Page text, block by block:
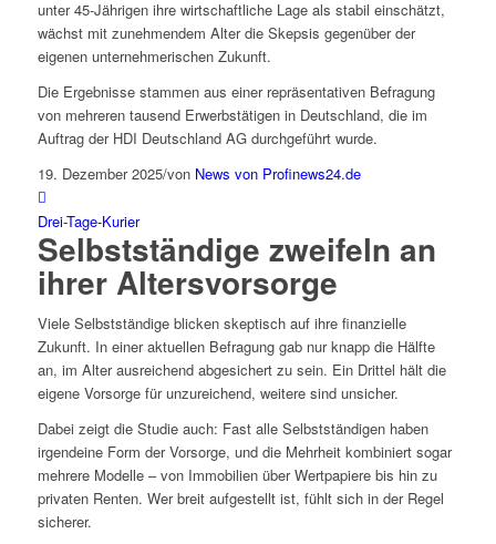
unter 45-Jährigen ihre wirtschaftliche Lage als stabil einschätzt,
wächst mit zunehmendem Alter die Skepsis gegenüber der
eigenen unternehmerischen Zukunft.
Die Ergebnisse stammen aus einer repräsentativen Befragung
von mehreren tausend Erwerbstätigen in Deutschland, die im
Auftrag der HDI Deutschland AG durchgeführt wurde.
19. Dezember 2025/von News von Profinews24.de
Drei-Tage-Kurier
Selbstständige zweifeln an
ihrer Altersvorsorge
Viele Selbstständige blicken skeptisch auf ihre finanzielle
Zukunft. In einer aktuellen Befragung gab nur knapp die Hälfte
an, im Alter ausreichend abgesichert zu sein. Ein Drittel hält die
eigene Vorsorge für unzureichend, weitere sind unsicher.
Dabei zeigt die Studie auch: Fast alle Selbstständigen haben
irgendeine Form der Vorsorge, und die Mehrheit kombiniert sogar
mehrere Modelle – von Immobilien über Wertpapiere bis hin zu
privaten Renten. Wer breit aufgestellt ist, fühlt sich in der Regel
sicherer.